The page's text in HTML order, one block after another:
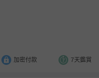
加密付款 7天鑑賞